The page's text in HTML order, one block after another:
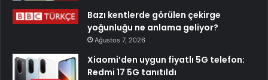
Bazı kentlerde görülen çekirge
yoğunluğu ne anlama geliyor?
Ağustos 7, 2026
Xiaomi’den uygun fiyatlı 5G telefon:
Redmi 17 5G tanıtıldı